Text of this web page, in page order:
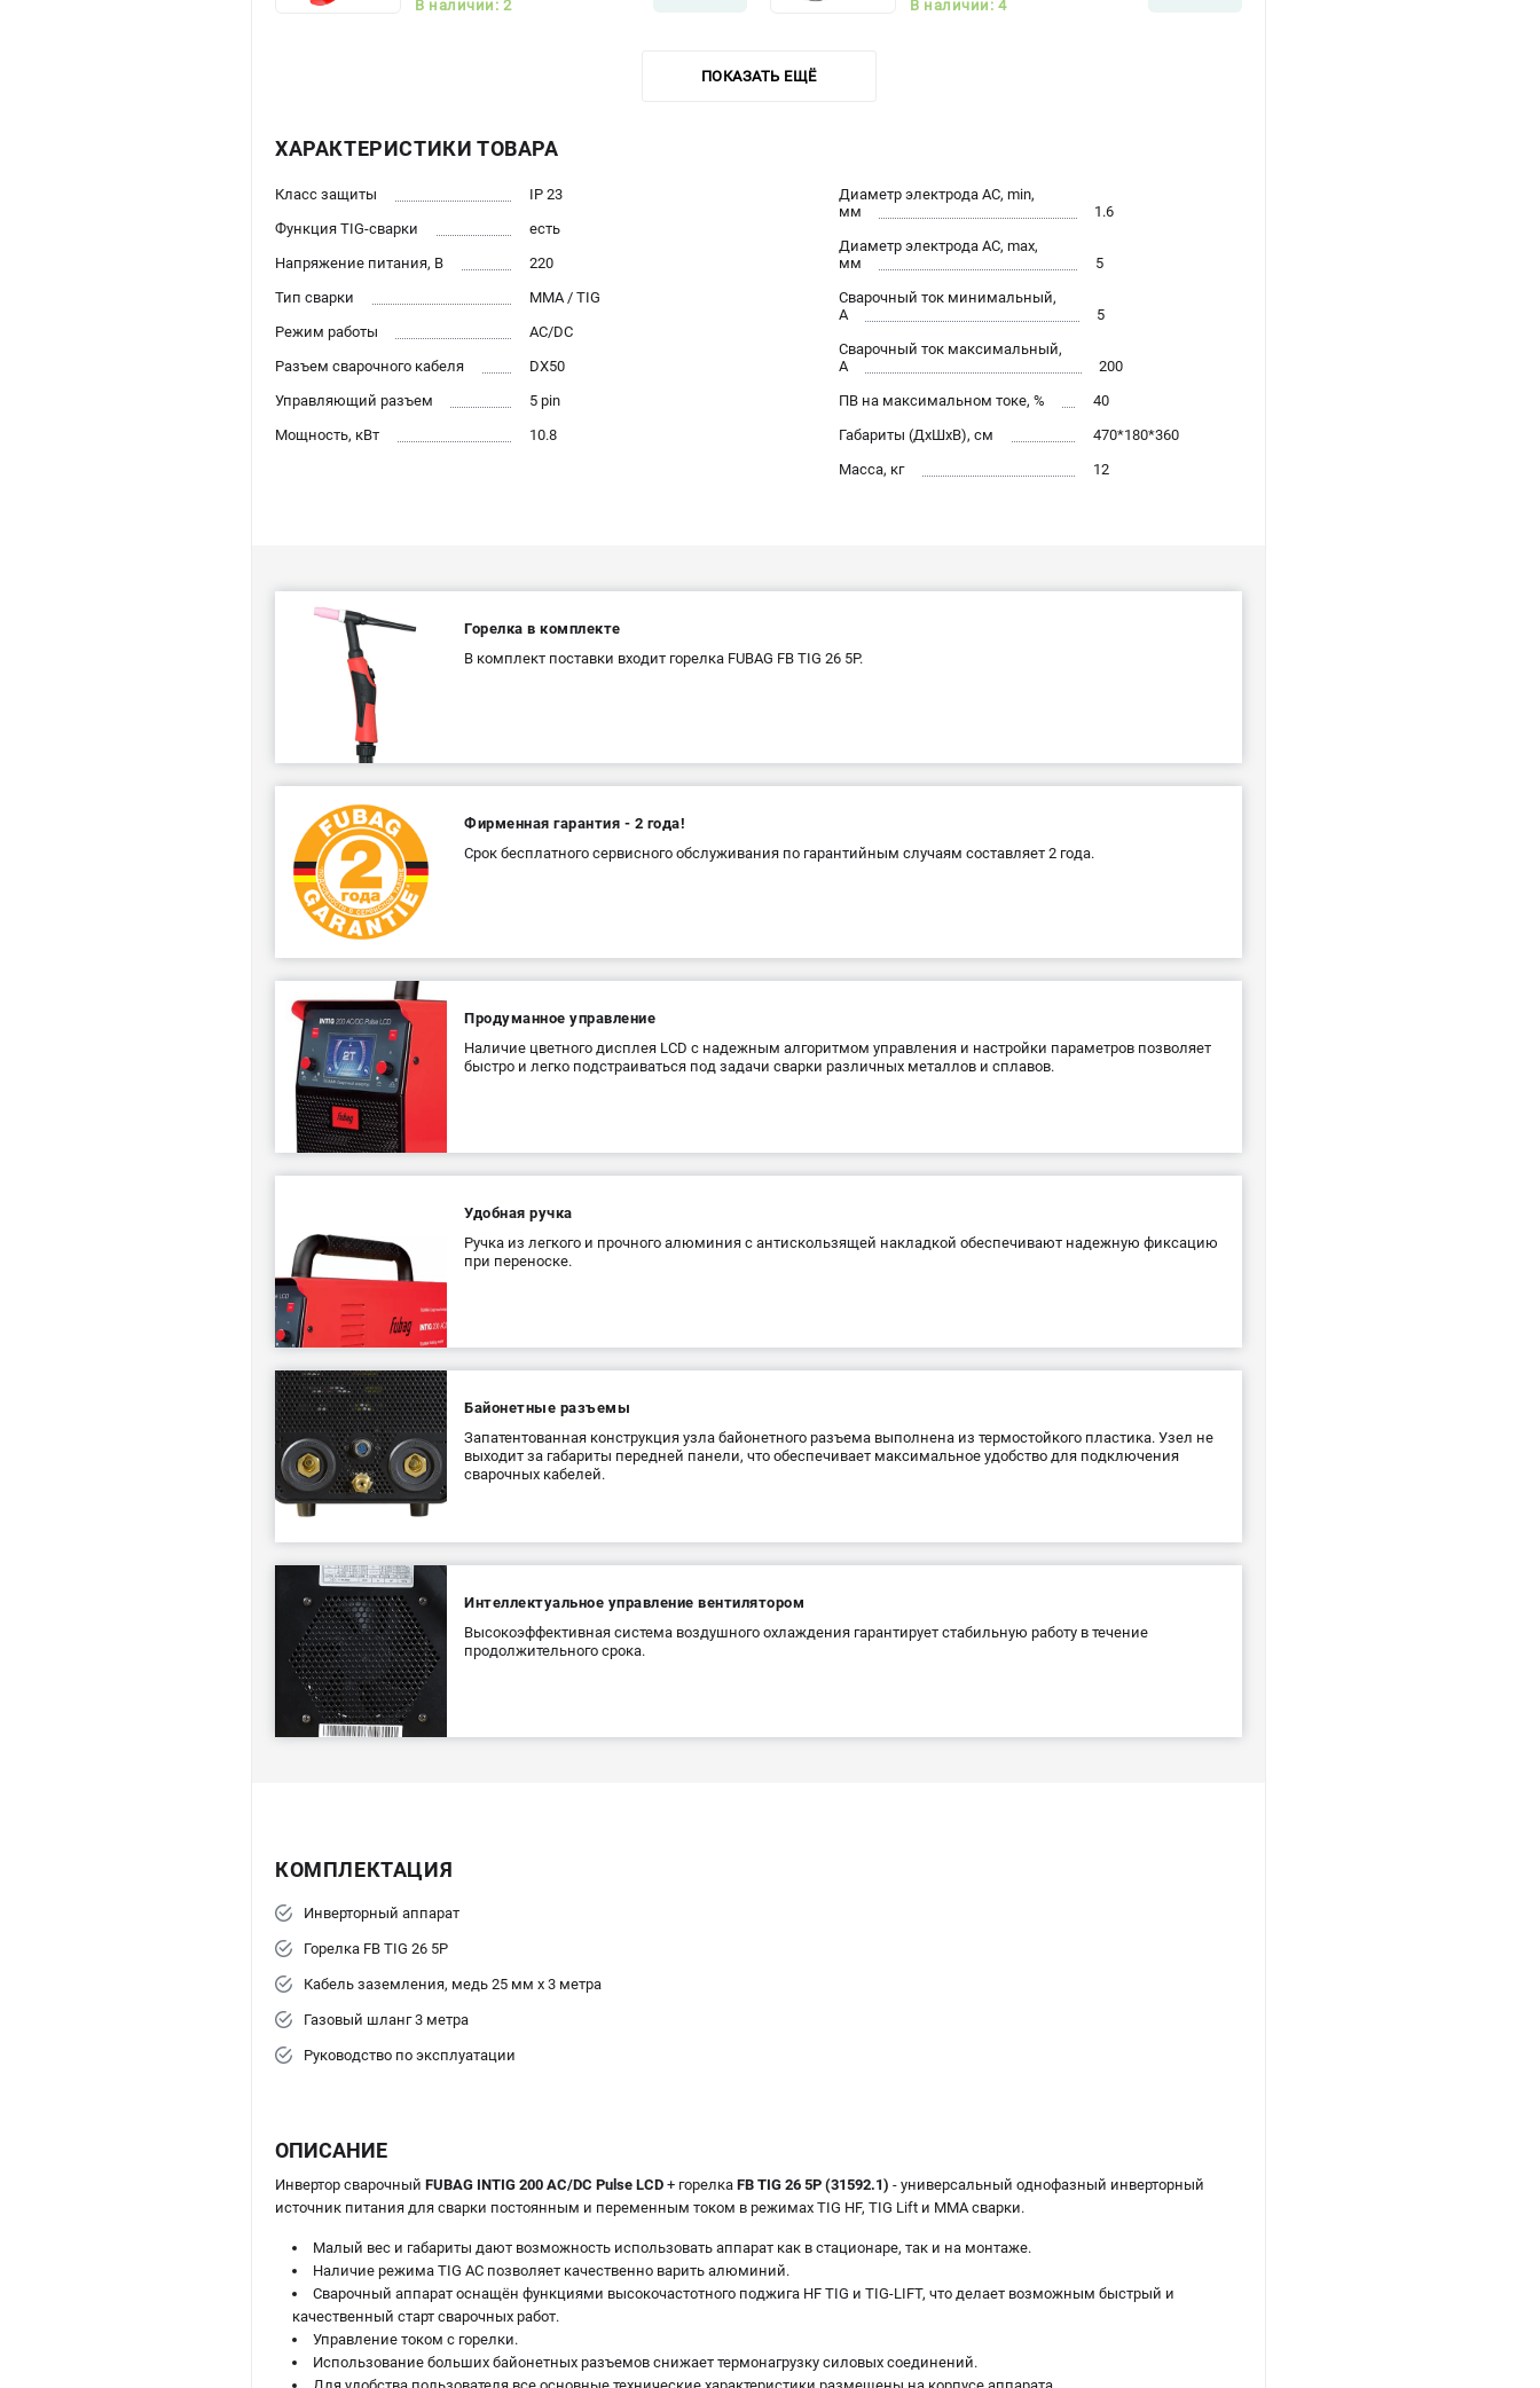
В наличии: 2 В наличии: 4
ПОКАЗАТЬ ЕЩЁ
ХАРАКТЕРИСТИКИ ТОВАРА
Класс защиты
IP 23
Функция TIG-сварки
есть
Напряжение питания, В
220
Тип сварки
MMA / TIG
Режим работы
AC/DC
Разъем сварочного кабеля
DX50
Управляющий разъем
5 pin
Мощность, кВт
10.8
Диаметр электрода AC, min,
мм
1.6
Диаметр электрода AC, max,
мм
5
Сварочный ток минимальный,
А
5
Сварочный ток максимальный,
А
200
ПВ на максимальном токе, %
40
Габариты (ДхШхВ), см
470*180*360
Масса, кг
12
Горелка в комплекте
В комплект поставки входит горелка FUBAG FB TIG 26 5P.
Фирменная гарантия - 2 года!
Срок бесплатного сервисного обслуживания по гарантийным случаям составляет 2 года.
Продуманное управление
Наличие цветного дисплея LCD с надежным алгоритмом управления и настройки параметров позволяет
быстро и легко подстраиваться под задачи сварки различных металлов и сплавов.
Удобная ручка
Ручка из легкого и прочного алюминия с антискользящей накладкой обеспечивают надежную фиксацию
при переноске.
Байонетные разъемы
Запатентованная конструкция узла байонетного разъема выполнена из термостойкого пластика. Узел не
выходит за габариты передней панели, что обеспечивает максимальное удобство для подключения
сварочных кабелей.
Интеллектуальное управление вентилятором
Высокоэффективная система воздушного охлаждения гарантирует стабильную работу в течение
продолжительного срока.
КОМПЛЕКТАЦИЯ
Инверторный аппарат
Горелка FB TIG 26 5P
Кабель заземления, медь 25 мм х 3 метра
Газовый шланг 3 метра
Руководство по эксплуатации
ОПИСАНИЕ
Инвертор сварочный FUBAG INTIG 200 AC/DC Pulse LCD + горелка FB TIG 26 5P (31592.1) - универсальный однофазный инверторный
источник питания для сварки постоянным и переменным током в режимах TIG HF, TIG Lift и ММА сварки.
Малый вес и габариты дают возможность использовать аппарат как в стационаре, так и на монтаже.
Наличие режима TIG AC позволяет качественно варить алюминий.
Сварочный аппарат оснащён функциями высокочастотного поджига HF TIG и TIG-LIFT, что делает возможным быстрый и
качественный старт сварочных работ.
Управление током с горелки.
Использование больших байонетных разъемов снижает термонагрузку силовых соединений.